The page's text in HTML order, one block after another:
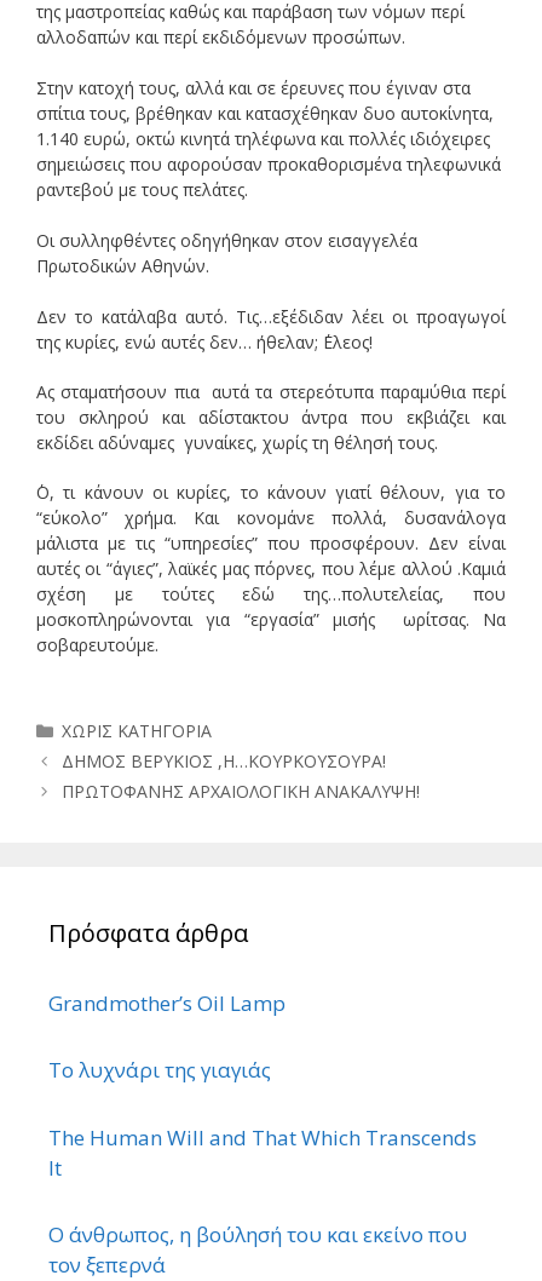
της μαστροπείας καθώς και παράβαση των νόμων περί
αλλοδαπών και περί εκδιδόμενων προσώπων.
Στην κατοχή τους, αλλά και σε έρευνες που έγιναν στα
σπίτια τους, βρέθηκαν και κατασχέθηκαν δυο αυτοκίνητα,
1.140 ευρώ, οκτώ κινητά τηλέφωνα και πολλές ιδιόχειρες
σημειώσεις που αφορούσαν προκαθορισμένα τηλεφωνικά
ραντεβού με τους πελάτες.
Οι συλληφθέντες οδηγήθηκαν στον εισαγγελέα
Πρωτοδικών Αθηνών.
Δεν το κατάλαβα αυτό. Τις…εξέδιδαν λέει οι προαγωγοί
της κυρίες, ενώ αυτές δεν… ήθελαν; ΄Ελεος!
Ας σταματήσουν πια αυτά τα στερεότυπα παραμύθια περί
του σκληρού και αδίστακτου άντρα που εκβιάζει και
εκδίδει αδύναμες γυναίκες, χωρίς τη θέλησή τους.
΄Ο, τι κάνουν οι κυρίες, το κάνουν γιατί θέλουν, για το
“εύκολο” χρήμα. Και κονομάνε πολλά, δυσανάλογα
μάλιστα με τις “υπηρεσίες” που προσφέρουν. Δεν είναι
αυτές οι “άγιες”, λαϊκές μας πόρνες, που λέμε αλλού .Καμιά
σχέση με τούτες εδώ της…πολυτελείας, που
μοσκοπληρώνονται για “εργασία” μισής ωρίτσας. Να
σοβαρευτούμε.
Κατηγορίες
ΧΩΡΙΣ ΚΑΤΗΓΟΡΙΑ
ΔΗΜΟΣ ΒΕΡΥΚΙΟΣ ,Η…ΚΟΥΡΚΟΥΣΟΥΡΑ!
ΠΡΩΤΟΦΑΝΗΣ ΑΡΧΑΙΟΛΟΓΙΚΗ ΑΝΑΚΑΛΥΨΗ!
Πρόσφατα άρθρα
Grandmother’s Oil Lamp
Το λυχνάρι της γιαγιάς
The Human Will and That Which Transcends
It
Ο άνθρωπος, η βούλησή του και εκείνο που
τον ξεπερνά